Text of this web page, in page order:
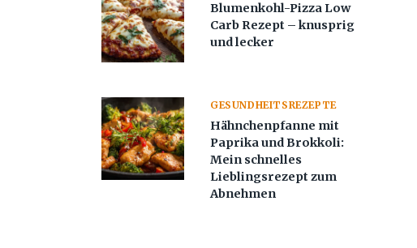
Blumenkohl-Pizza Low
Carb Rezept – knusprig
und lecker
GESUNDHEITSREZEPTE
Hähnchenpfanne mit
Paprika und Brokkoli:
Mein schnelles
Lieblingsrezept zum
Abnehmen